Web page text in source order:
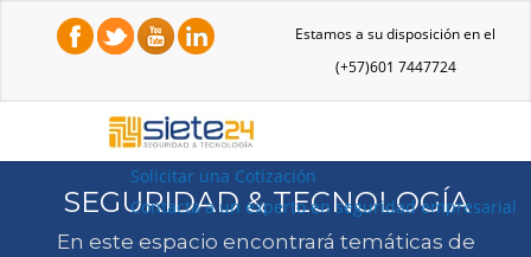
Estamos a su disposición en el
(+57)601 7447724
Solicitar una Cotización
Contacta a un experto en seguridad empresarial
SEGURIDAD & TECNOLOGÍA
En este espacio encontrará temáticas de